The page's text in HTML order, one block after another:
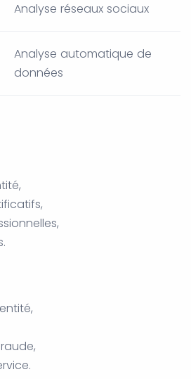
Analyse réseaux sociaux
Analyse automatique de
données